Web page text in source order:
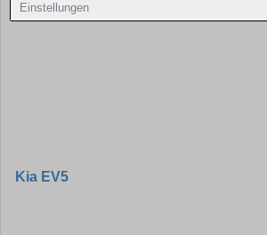
Einstellungen
Kia EV5